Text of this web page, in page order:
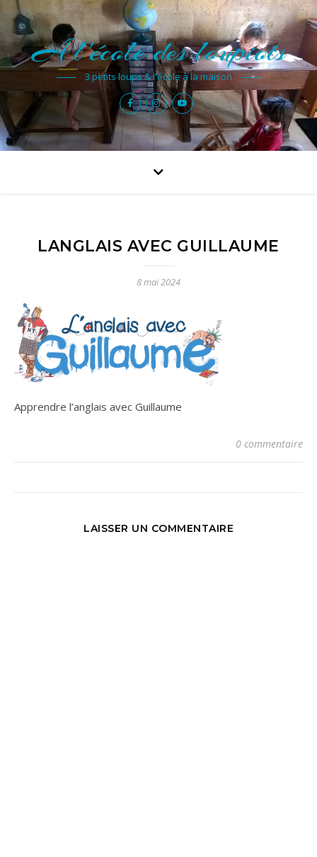
A l'école des loupiots
3 petits loups & l'école à la maison
LANGLAIS AVEC GUILLAUME
8 mai 2024
Apprendre l’anglais avec Guillaume
0 commentaire
LAISSER UN COMMENTAIRE